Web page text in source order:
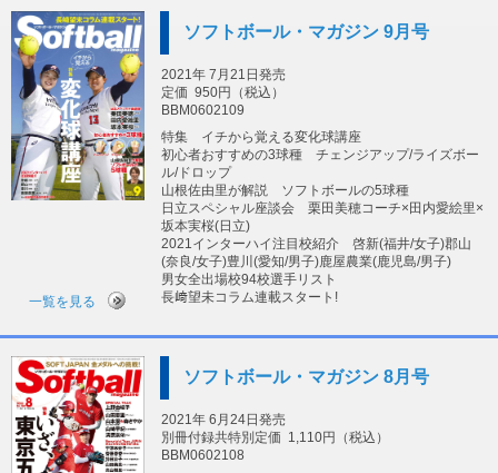
ソフトボール・マガジン 9月号
2021年 7月21日発売
定価 950円（税込）
BBM0602109
特集 イチから覚える変化球講座
初心者おすすめの3球種 チェンジアップ/ライズボー
ル/ドロップ
山根佐由里が解説 ソフトボールの5球種
日立スペシャル座談会 栗田美穂コーチ×田内愛絵里×
坂本実桜(日立)
2021インターハイ注目校紹介 啓新(福井/女子)郡山
(奈良/女子)豊川(愛知/男子)鹿屋農業(鹿児島/男子)
男女全出場校94校選手リスト
長﨑望未コラム連載スタート!
一覧を見る
ソフトボール・マガジン 8月号
2021年 6月24日発売
別冊付録共特別定価 1,110円（税込）
BBM0602108